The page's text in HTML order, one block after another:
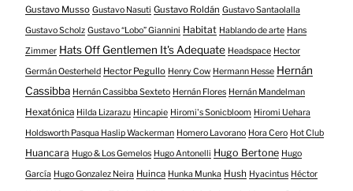
Gustavo Musso Gustavo Nasuti Gustavo Roldán Gustavo Santaolalla
Gustavo Scholz Gustavo “Lobo” Giannini Habitat Hablando de arte Hans
Zimmer Hats Off Gentlemen It's Adequate Headspace Hector
Germán Oesterheld Hector Pegullo Henry Cow Hermann Hesse Hernán
Cassibba Hernán Cassibba Sexteto Hernán Flores Hernán Mandelman
Hexatónica Hilda Lizarazu Hincapie Hiromi's Sonicbloom Hiromi Uehara
Holdsworth Pasqua Haslip Wackerman Homero Lavorano Hora Cero Hot Club
Huancara Hugo & Los Gemelos Hugo Antonelli Hugo Bertone Hugo
García Hugo Gonzalez Neira Huinca Hunka Munka Hush Hyacintus Héctor